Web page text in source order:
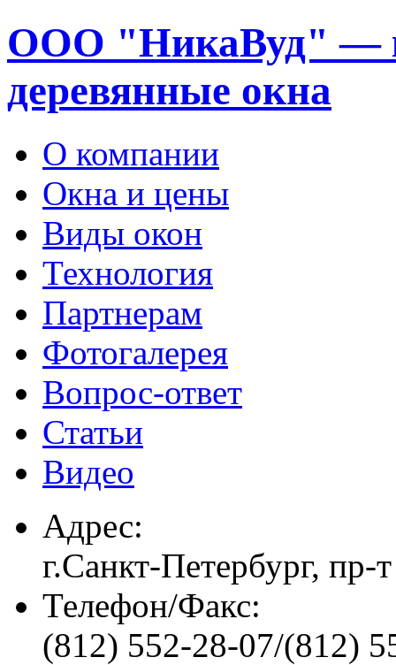
ООО "НикаВуд" —
деревянные окна
О компании
Окна и цены
Виды окон
Технология
Партнерам
Фотогалерея
Вопрос-ответ
Статьи
Видео
Адрес:
г.Санкт-Петербург, пр-
Телефон/Факс:
(812) 552-28-07/(812)